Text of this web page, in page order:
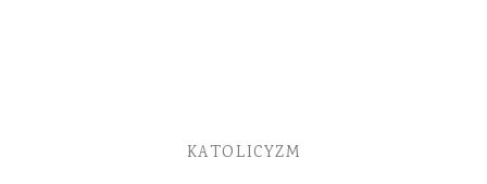
KATOLICYZM